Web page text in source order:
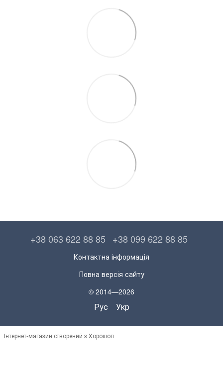
+38 063 622 88 85 +38 099 622 88 85
Контактна інформація
Повна версія сайту
© 2014—2026
Рус Укр
Інтернет-магазин створений з Хорошоп